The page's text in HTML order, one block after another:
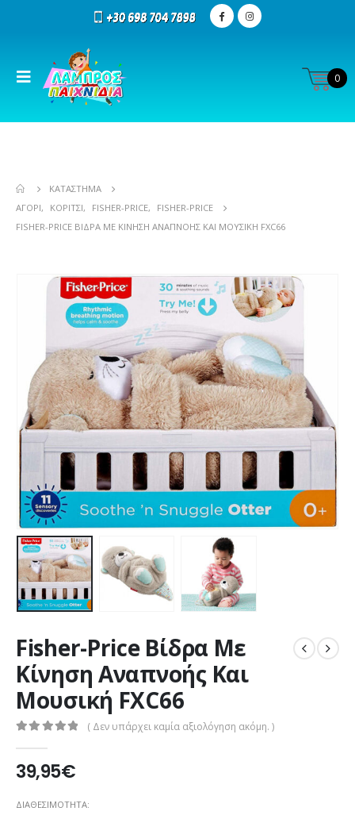
0
ΚΑΤΆΣΤΗΜΑ
ΑΓΌΡΙ, ΚΟΡΊΤΣΙ, FISHER-PRICE,
FISHER-PRICE
FISHER-PRICE ΒΊΔΡΑ ΜΕ ΚΊΝΗΣΗ ΑΝΑΠΝΟΉΣ ΚΑΙ ΜΟΥΣΙΚΉ FXC66
Fisher-Price Βίδρα Με
Κίνηση Αναπνοής Και
Μουσική FXC66
( Δεν υπάρχει καμία αξιολόγηση ακόμη. )
39,95€
ΔΙΑΘΕΣΙΜΌΤΗΤΑ: